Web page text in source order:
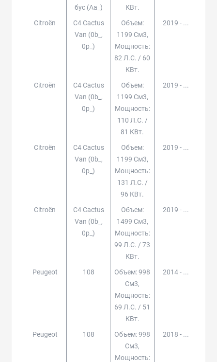
Бус (aa_)
КВт.
Citroën
C4 Cactus
Van (0b_,
0p_)
Объем:
1199 См3,
Мощность:
82 Л.с. / 60
КВт.
2019 - ...
Citroën
C4 Cactus
Van (0b_,
0p_)
Объем:
1199 См3,
Мощность:
110 Л.с. /
81 КВт.
2019 - ...
Citroën
C4 Cactus
Van (0b_,
0p_)
Объем:
1199 См3,
Мощность:
131 Л.с. /
96 КВт.
2019 - ...
Citroën
C4 Cactus
Van (0b_,
0p_)
Объем:
1499 См3,
Мощность:
99 Л.с. / 73
КВт.
2019 - ...
Peugeot 108
Объем: 998
См3,
Мощность:
69 Л.с. / 51
КВт.
2014 - ...
Peugeot 108
Объем: 998
См3,
Мощность:
2018 - ...